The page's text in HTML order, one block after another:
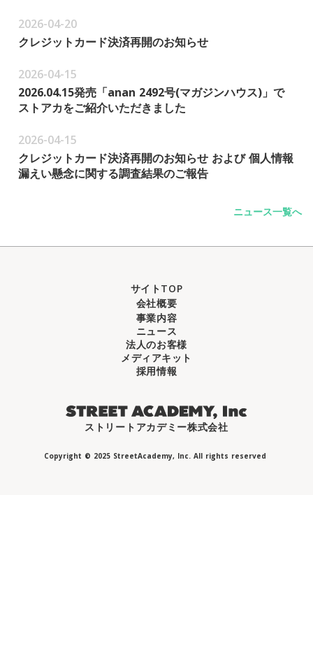
2026-04-20
クレジットカード決済再開のお知らせ
2026-04-15
2026.04.15発売「anan 2492号(マガジンハウス)」で
ストアカをご紹介いただきました
2026-04-15
クレジットカード決済再開のお知らせ および 個人情報
漏えい懸念に関する調査結果のご報告
ニュース一覧へ
サイトTOP
会社概要
事業内容
ニュース
法人のお客様
メディアキット
採用情報
ストリートアカデミー株式会社
Copyright © 2025 StreetAcademy, Inc. All rights reserved